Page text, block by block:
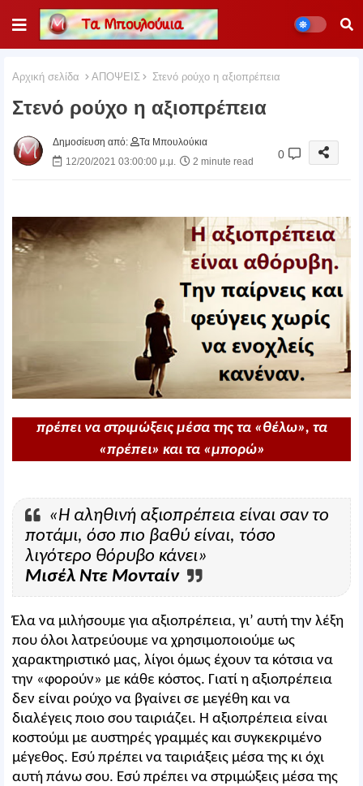
Αρχική σελίδα ΑΠΟΨΕΙΣ Στενό ρούχο η αξιοπρέπεια
Στενό ρούχο η αξιοπρέπεια
Δημοσίευση από:
Τα Μπουλούκια
12/20/2021 03:00:00 μ.μ.
2 minute read
0
πρέπει να στριμώξεις μέσα της τα «θέλω», τα
«πρέπει» και τα «μπορώ»
«Η αληθινή αξιοπρέπεια είναι σαν το
ποτάμι, όσο πιο βαθύ είναι, τόσο
λιγότερο θόρυβο κάνει»
Μισέλ Ντε Μονταίν
Έλα να μιλήσουμε για αξιοπρέπεια, γι’ αυτή την λέξη
που όλοι λατρεύουμε να χρησιμοποιούμε ως
χαρακτηριστικό μας, λίγοι όμως έχουν τα κότσια να
την «φορούν» με κάθε κόστος. Γιατί η αξιοπρέπεια
δεν είναι ρούχο να βγαίνει σε μεγέθη και να
διαλέγεις ποιο σου ταιριάζει. Η αξιοπρέπεια είναι
κοστούμι με αυστηρές γραμμές και συγκεκριμένο
μέγεθος. Εσύ πρέπει να ταιριάξεις μέσα της κι όχι
αυτή πάνω σου. Εσύ πρέπει να στριμώξεις μέσα της